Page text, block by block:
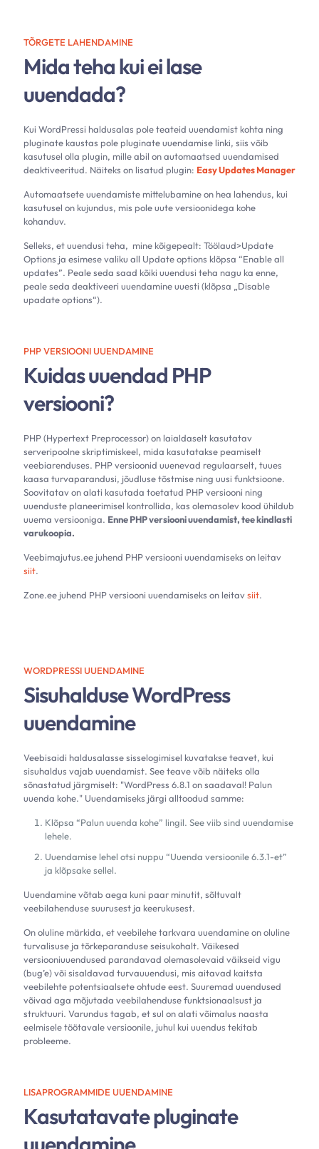
TÕRGETE LAHENDAMINE
Mida teha kui ei lase
uuendada?
Kui WordPressi haldusalas pole teateid uuendamist kohta ning
pluginate kaustas pole pluginate uuendamise linki, siis võib
kasutusel olla plugin, mille abil on automaatsed uuendamised
deaktiveeritud. Näiteks on lisatud plugin: Easy Updates Manager
Automaatsete uuendamiste mittelubamine on hea lahendus, kui
kasutusel on kujundus, mis pole uute versioonidega kohe
kohanduv.
Selleks, et uuendusi teha, mine kõigepealt: Töölaud>Update
Options ja esimese valiku all Update options klõpsa “Enable all
updates”. Peale seda saad kõiki uuendusi teha nagu ka enne,
peale seda deaktiveeri uuendamine uuesti (klõpsa „Disable
upadate options“).
PHP VERSIOONI UUENDAMINE
Kuidas uuendad PHP
versiooni?
PHP (Hypertext Preprocessor) on laialdaselt kasutatav
serveripoolne skriptimiskeel, mida kasutatakse peamiselt
veebiarenduses. PHP versioonid uuenevad regulaarselt, tuues
kaasa turvaparandusi, jõudluse tõstmise ning uusi funktsioone.
Soovitatav on alati kasutada toetatud PHP versiooni ning
uuenduste planeerimisel kontrollida, kas olemasolev kood ühildub
uuema versiooniga. Enne PHP versiooni uuendamist, tee kindlasti
varukoopia.
Veebimajutus.ee juhend PHP versiooni uuendamiseks on leitav
siit.
Zone.ee juhend PHP versiooni uuendamiseks on leitavsiit.
WORDPRESSI UUENDAMINE
Sisuhalduse WordPress
uuendamine
Veebisaidi haldusalasse sisselogimisel kuvatakse teavet, kui
sisuhaldus vajab uuendamist. See teave võib näiteks olla
sõnastatud järgmiselt: "WordPress 6.8.1 on saadaval! Palun
uuenda kohe." Uuendamiseks järgi alltoodud samme:
Klõpsa “Palun uuenda kohe” lingil. See viib sind uuendamise
lehele.
Uuendamise lehel otsi nuppu “Uuenda versioonile 6.3.1-et”
ja klõpsake sellel.
Uuendamine võtab aega kuni paar minutit, sõltuvalt
veebilahenduse suurusest ja keerukusest.
On oluline märkida, et veebilehe tarkvara uuendamine on oluline
turvalisuse ja tõrkeparanduse seisukohalt. Väikesed
versiooniuuendused parandavad olemasolevaid väikseid vigu
(bug’e) või sisaldavad turvauuendusi, mis aitavad kaitsta
veebilehte potentsiaalsete ohtude eest. Suuremad uuendused
võivad aga mõjutada veebilahenduse funktsionaalsust ja
struktuuri. Varundus tagab, et sul on alati võimalus naasta
eelmisele töötavale versioonile, juhul kui uuendus tekitab
probleeme.
LISAPROGRAMMIDE UUENDAMINE
Kasutatavate pluginate